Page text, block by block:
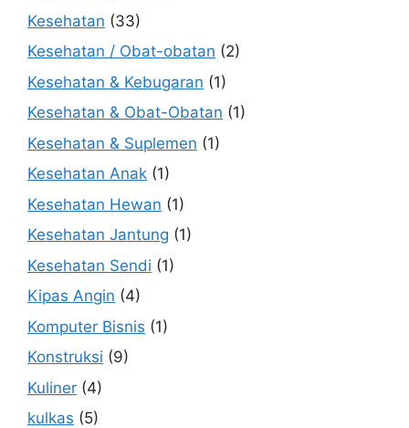
Kesehatan (33)
Kesehatan / Obat-obatan (2)
Kesehatan & Kebugaran (1)
Kesehatan & Obat-Obatan (1)
Kesehatan & Suplemen (1)
Kesehatan Anak (1)
Kesehatan Hewan (1)
Kesehatan Jantung (1)
Kesehatan Sendi (1)
Kipas Angin (4)
Komputer Bisnis (1)
Konstruksi (9)
Kuliner (4)
kulkas (5)